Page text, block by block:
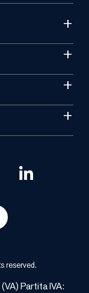
reserved.
(VA) Partita IVA: